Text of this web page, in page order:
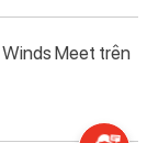
Meet trên